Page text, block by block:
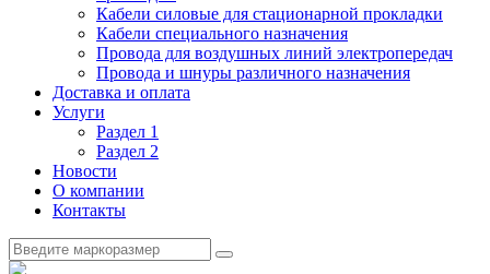
Кабели силовые для стационарной прокладки
Кабели специального назначения
Провода для воздушных линий электропередач
Провода и шнуры различного назначения
Доставка и оплата
Услуги
Раздел 1
Раздел 2
Новости
О компании
Контакты